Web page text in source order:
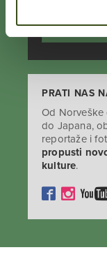
PRATI NAS
Od
do Japana,
reportaže i
propusti
kulture.